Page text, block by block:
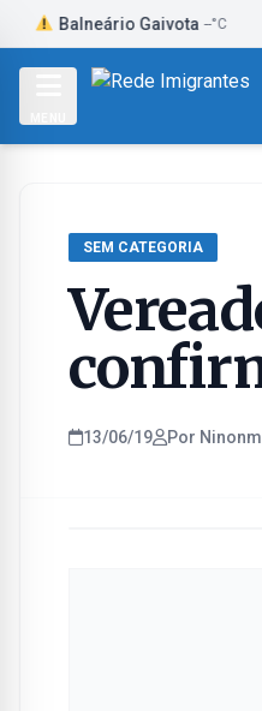
content
Gaivota --°C
SEM CATEGORIA
13/06/19 Por